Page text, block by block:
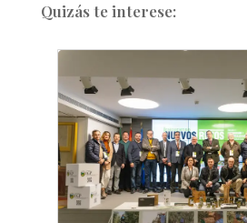
Quizás te interese: